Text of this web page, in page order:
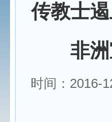
传教士
非
时间：2016-